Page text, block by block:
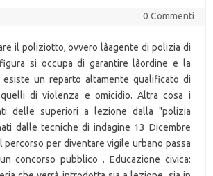
0 Commenti
il poliziotto, ovvero lâagente di polizia di
si occupa di garantire lâordine e la
esiste un reparto altamente qualificato di
di violenza e omicidio. Altra cosa i
delle superiori a lezione dalla "polizia
dalle tecniche di indagine 13 Dicembre
percorso per diventare vigile urbano passa
concorso pubblico . Educazione civica: